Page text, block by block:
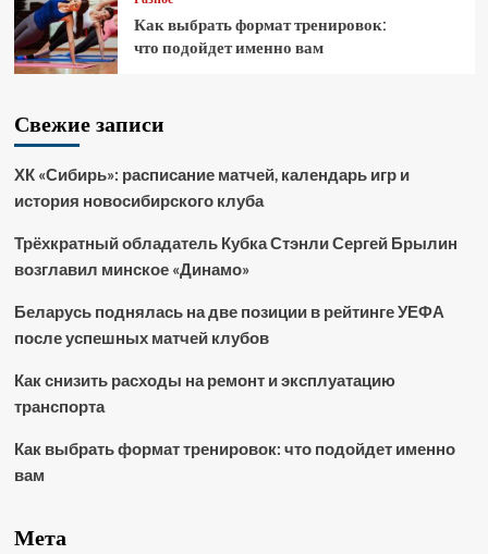
Как выбрать формат тренировок:
что подойдет именно вам
Свежие записи
ХК «Сибирь»: расписание матчей, календарь игр и
история новосибирского клуба
Трёхкратный обладатель Кубка Стэнли Сергей Брылин
возглавил минское «Динамо»
Беларусь поднялась на две позиции в рейтинге УЕФА
после успешных матчей клубов
Как снизить расходы на ремонт и эксплуатацию
транспорта
Как выбрать формат тренировок: что подойдет именно
вам
Мета